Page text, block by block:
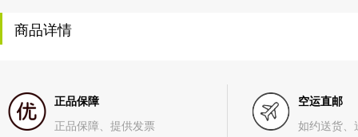
商品详情
正品保障
正品保障、提供发票
空运直邮
如约送货、